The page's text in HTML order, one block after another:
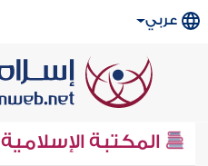
عربي
المكتبة الإسلامية